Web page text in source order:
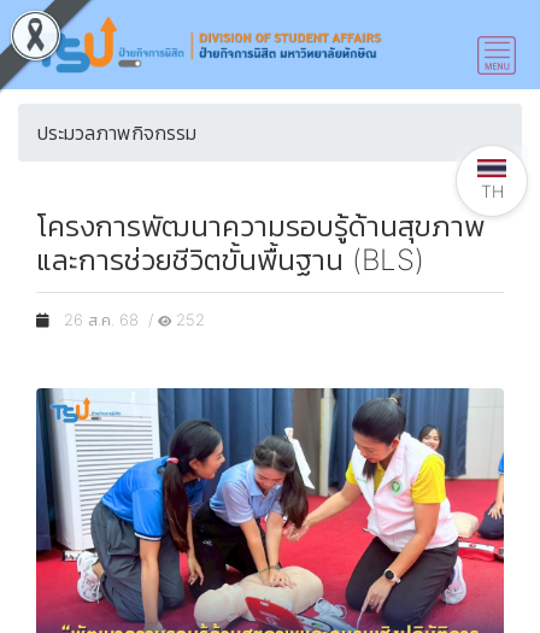
ประมวลภาพกิจกรรม
โครงการพัฒนาความรอบรู้ด้านสุขภาพ
และการช่วยชีวิตขั้นพื้นฐาน (BLS)
26 ส.ค. 68 / 252
TH